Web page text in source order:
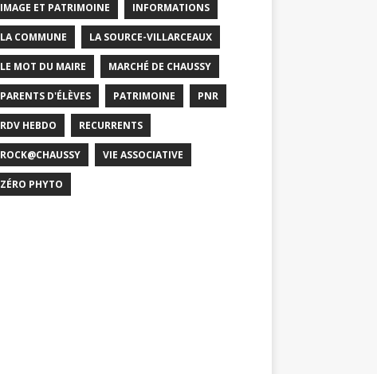
IMAGE ET PATRIMOINE INFORMATIONS
LA COMMUNE LA SOURCE-VILLARCEAUX
LE MOT DU MAIRE MARCHÉ DE CHAUSSY
PARENTS D'ÉLÈVES PATRIMOINE PNR
RDV HEBDO RECURRENTS
ROCK@CHAUSSY VIE ASSOCIATIVE
ZÉRO PHYTO